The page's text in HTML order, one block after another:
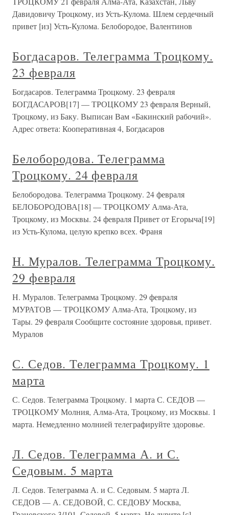
Давидовичу Троцкому, из Усть-Кулома. Шлем сердечный
привет [из] Усть-Кулома. Белобородое, Валентинов
Богдасаров. Телеграмма Троцкому.
23 февраля
Богдасаров. Телеграмма Троцкому. 23 февраля
БОГДАСАРОВ[17] — ТРОЦКОМУ 23 февраля Верный,
Троцкому, из Баку. Выписан Вам «Бакинский рабочий».
Адрес ответа: Кооперативная 4, Богдасаров
Белобородова. Телеграмма
Троцкому. 24 февраля
Белобородова. Телеграмма Троцкому. 24 февраля
БЕЛОБОРОДОВА[18] — ТРОЦКОМУ Алма-Ата,
Троцкому, из Москвы. 24 февраля Привет от Егорыча[19]
из Усть-Кулома, целую крепко всех. Франя
Н. Муралов. Телеграмма Троцкому.
29 февраля
Н. Муралов. Телеграмма Троцкому. 29 февраля
МУРАТОВ — ТРОЦКОМУ Алма-Ата, Троцкому, из
Тары. 29 февраля Сообщите состояние здоровья, привет.
Муралов
С. Седов. Телеграмма Троцкому. 1
марта
С. Седов. Телеграмма Троцкому. 1 марта С. СЕДОВ —
ТРОЦКОМУ Молния, Алма-Ата, Троцкому, из Москвы. 1
марта. Немедленно молнией телеграфируйте здоровье.
Л. Седов. Телеграмма А. и С.
Седовым. 5 марта
Л. Седов. Телеграмма А. и С. Седовым. 5 марта Л.
СЕДОВ — А. СЕДОВОЙ, С. СЕДОВУ Москва,